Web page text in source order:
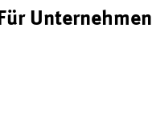
Für Unternehmen